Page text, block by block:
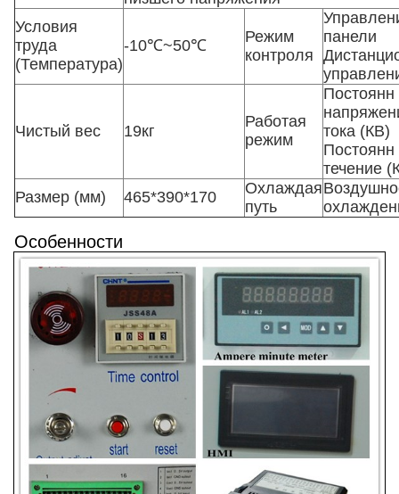
Условия
труда
(Температура)
-10℃~50℃
Режим
контроля
панели
Чистый вес 19кг
Работая
режим
Постоянн
тока (КВ)
Постоянн
течение
Размер (мм)
465*390*170
Охлаждая
путь
Особенности